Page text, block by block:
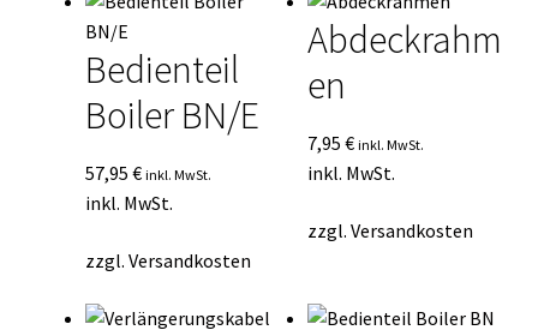
Bedienteil
Boiler BN/E
57,95 € inkl. MwSt.
inkl. MwSt.
zzgl. Versandkosten
Abdeckrahm
en
7,95€ inkl. MwSt.
inkl. MwSt.
zzgl.Versandkosten